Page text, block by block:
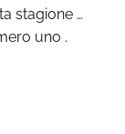
stagione …
uno .